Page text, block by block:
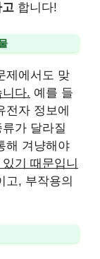
합니다!
제에서도 맞
다. 예를 들
전자 정보에
가 달라질
해 겨냥해야
기 때문입니
고, 부작용의